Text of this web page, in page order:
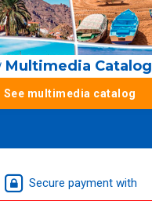
Multimedia Catalog
See multimedia catalog
Secure payment with